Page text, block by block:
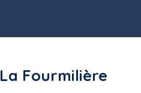
Fourmilière